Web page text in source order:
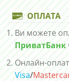
ОПЛАТА
Ви можете
ПриватБанк
Онлайн-
Visa/